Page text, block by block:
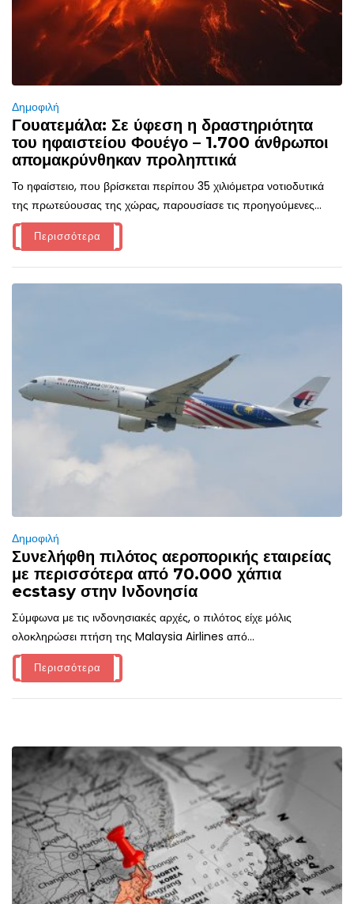
Δημοφιλή
Γουατεμάλα: Σε ύφεση η δραστηριότητα
του ηφαιστείου Φουέγο – 1.700 άνθρωποι
απομακρύνθηκαν προληπτικά
Το ηφαίστειο, που βρίσκεται περίπου 35 χιλιόμετρα νοτιοδυτικά
της πρωτεύουσας της χώρας, παρουσίασε τις προηγούμενες...
Περισσότερα
Δημοφιλή
Συνελήφθη πιλότος αεροπορικής εταιρείας
με περισσότερα από 70.000 χάπια
ecstasy στην Ινδονησία
Σύμφωνα με τις ινδονησιακές αρχές, ο πιλότος είχε μόλις
ολοκληρώσει πτήση της Malaysia Airlines από...
Περισσότερα